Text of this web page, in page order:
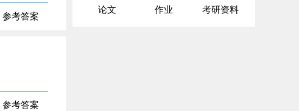
参考答案
参考答案
论文
作业 考研资料